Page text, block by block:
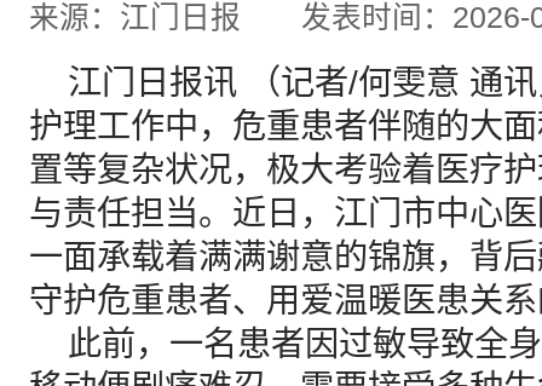
来源：江门日报 发表时间：
江门日报讯 （记者/何雯意 通
护理工作中，危重患者伴随的大
置等复杂状况，极大考验着医疗
与责任担当。近日，江门市中心
一面承载着满满谢意的锦旗，背
守护危重患者、用爱温暖医患关
此前，一名患者因过敏导致全